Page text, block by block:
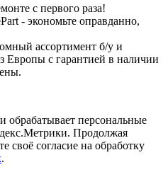
с первого раза!
- экономьте оправданно,
ассортимент б/у и
Европы с гарантией в наличии
обрабатывает персональные
Продолжая
своё согласие на обработку
.